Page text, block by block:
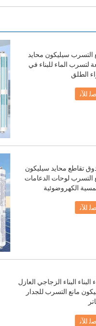
التسرب سيليكون محايد
لتسرب الماء للبناء في
الطلق
ﺍﻶﻧ
تقاطع محايد سيليكون
التسرب لوحات الدعامات
الكهروضوئية
ﺍﻶﻧ
البناء البناء الزجاجي العازل
مانع التسرب للجدار
ﺍﻶﻧ